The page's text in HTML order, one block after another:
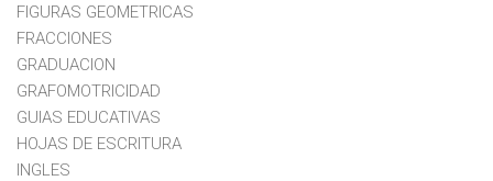
FIGURAS GEOMETRICAS
FRACCIONES
GRADUACION
GRAFOMOTRICIDAD
GUIAS EDUCATIVAS
HOJAS DE ESCRITURA
INGLES